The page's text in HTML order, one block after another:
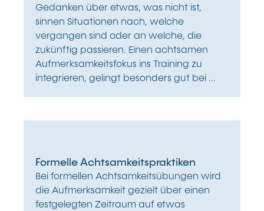
Gedanken über etwas, was nicht ist,
sinnen Situationen nach, welche
vergangen sind oder an welche, die
zukünftig passieren. Einen achtsamen
Aufmerksamkeitsfokus ins Training zu
integrieren, gelingt besonders gut bei ...
Formelle Achtsamkeitspraktiken
Bei formellen Achtsamkeitsübungen wird
die Aufmerksamkeit gezielt über einen
festgelegten Zeitraum auf etwas